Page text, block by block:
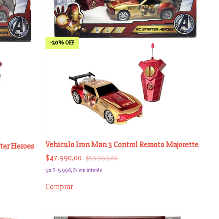
Heroes
-20% OFF
Vehiculo Iron Man 3 Control Remoto Majorette
$47.990,00 $59.999,00
3x$15.996,67 sin interés
Comprar